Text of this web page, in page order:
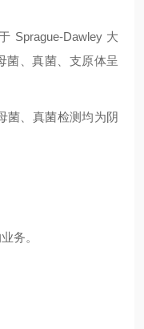
Sprague-Dawley 大
菌、真菌、支原体呈
菌、真菌检测均为阴
务。